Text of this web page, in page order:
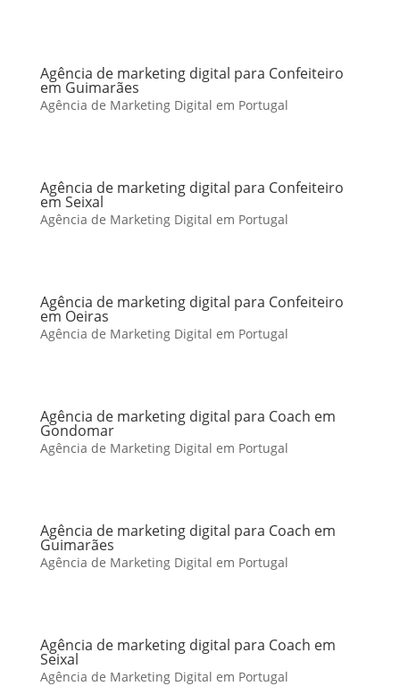
Agência de marketing digital para Confeiteiro
em Guimarães
Agência de Marketing Digital em Portugal
Agência de marketing digital para Confeiteiro
em Seixal
Agência de Marketing Digital em Portugal
Agência de marketing digital para Confeiteiro
em Oeiras
Agência de Marketing Digital em Portugal
Agência de marketing digital para Coach em
Gondomar
Agência de Marketing Digital em Portugal
Agência de marketing digital para Coach em
Guimarães
Agência de Marketing Digital em Portugal
Agência de marketing digital para Coach em
Seixal
Agência de Marketing Digital em Portugal